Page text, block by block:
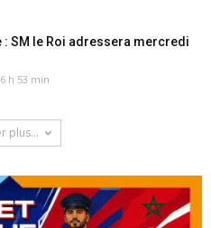
: SM le Roi adressera mercredi
h 53 min
plus...